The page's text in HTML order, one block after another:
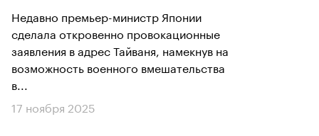
Недавно премьер-министр Японии
сделала откровенно провокационные
заявления в адрес Тайваня, намекнув на
возможность военного вмешательства
в...
17 ноября 2025